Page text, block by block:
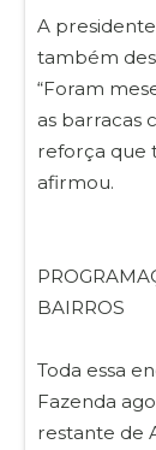
A
também
“Foram
as barracas
reforça que
afirmou.
BAIRROS
Toda essa
Fazenda
restante de